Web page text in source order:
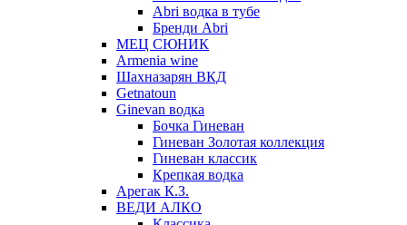
Abri водка в тубе
Бренди Abri
МЕЦ СЮНИК
Armenia wine
Шахназарян ВКД
Getnatoun
Ginevan водка
Бочка Гиневан
Гиневан Золотая коллекция
Гиневан классик
Крепкая водка
Арегак К.З.
ВЕДИ АЛКО